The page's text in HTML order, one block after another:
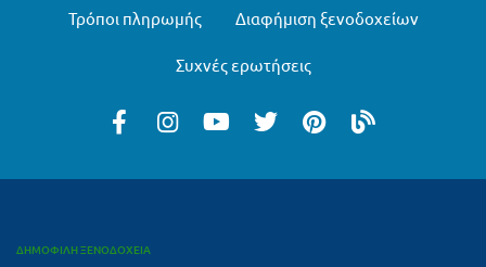
Νέοι Πόροι Πιερίας
Ο
Τρόποι πληρωμής Διαφήμιση ξενοδοχείων
Συχνές ερωτήσεις
ΔΗΜΟΦΙΛΗ ΞΕΝΟΔΟΧΕΙΑ